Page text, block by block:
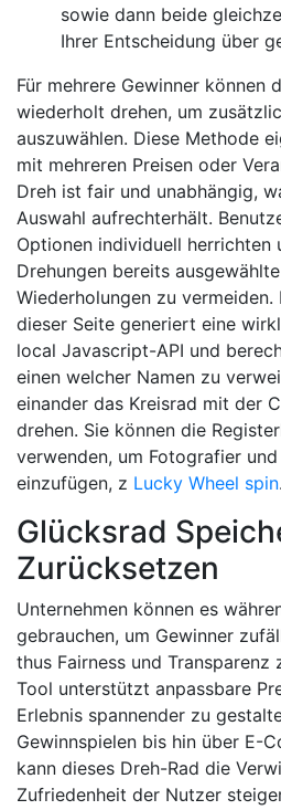
sowie dann beide
Ihrer Entscheidung über
Für mehrere Gewinner können
wiederholt drehen, um
auszuwählen. Diese Methode
mit mehreren Preisen oder
Dreh ist fair und unabhängig,
Auswahl aufrechterhält.
Optionen individuell herrichten
Drehungen bereits
Wiederholungen zu vermeiden.
dieser Seite generiert eine
local Javascript-API und
einen welcher Namen zu
einander das Kreisrad mit der
drehen. Sie können die
verwenden, um Fotografier
einzufügen, z Lucky Wheel spin.
Glücksrad
Zurücksetzen
Unternehmen können es
gebrauchen, um Gewinner
thus Fairness und Transparenz
Tool unterstützt anpassbare
Erlebnis spannender zu
Gewinnspielen bis hin über E-
kann dieses Dreh-Rad die
Zufriedenheit der Nutzer